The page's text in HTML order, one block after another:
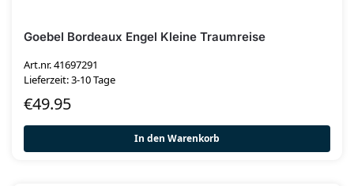
Goebel Bordeaux Engel Kleine Traumreise
Art.nr. 41697291
Lieferzeit: 3-10 Tage
€49.95
In den Warenkorb